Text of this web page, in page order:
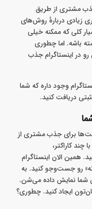
جذب مشتری از طریق
زیادی دربارهٔ روش‌های
کلی که ممکنه خیلی
باشه. اما چطوری
در اینستاگرام جذب
وجود داره که شما
دریافت کنید.
برای جذب مشتری از
کاراکتر،
همین الان اینستاگرام
رو جست‌وجو کنید. به
شما نمایش داده می‌شن.
ایجاد کنید. چطوری؟